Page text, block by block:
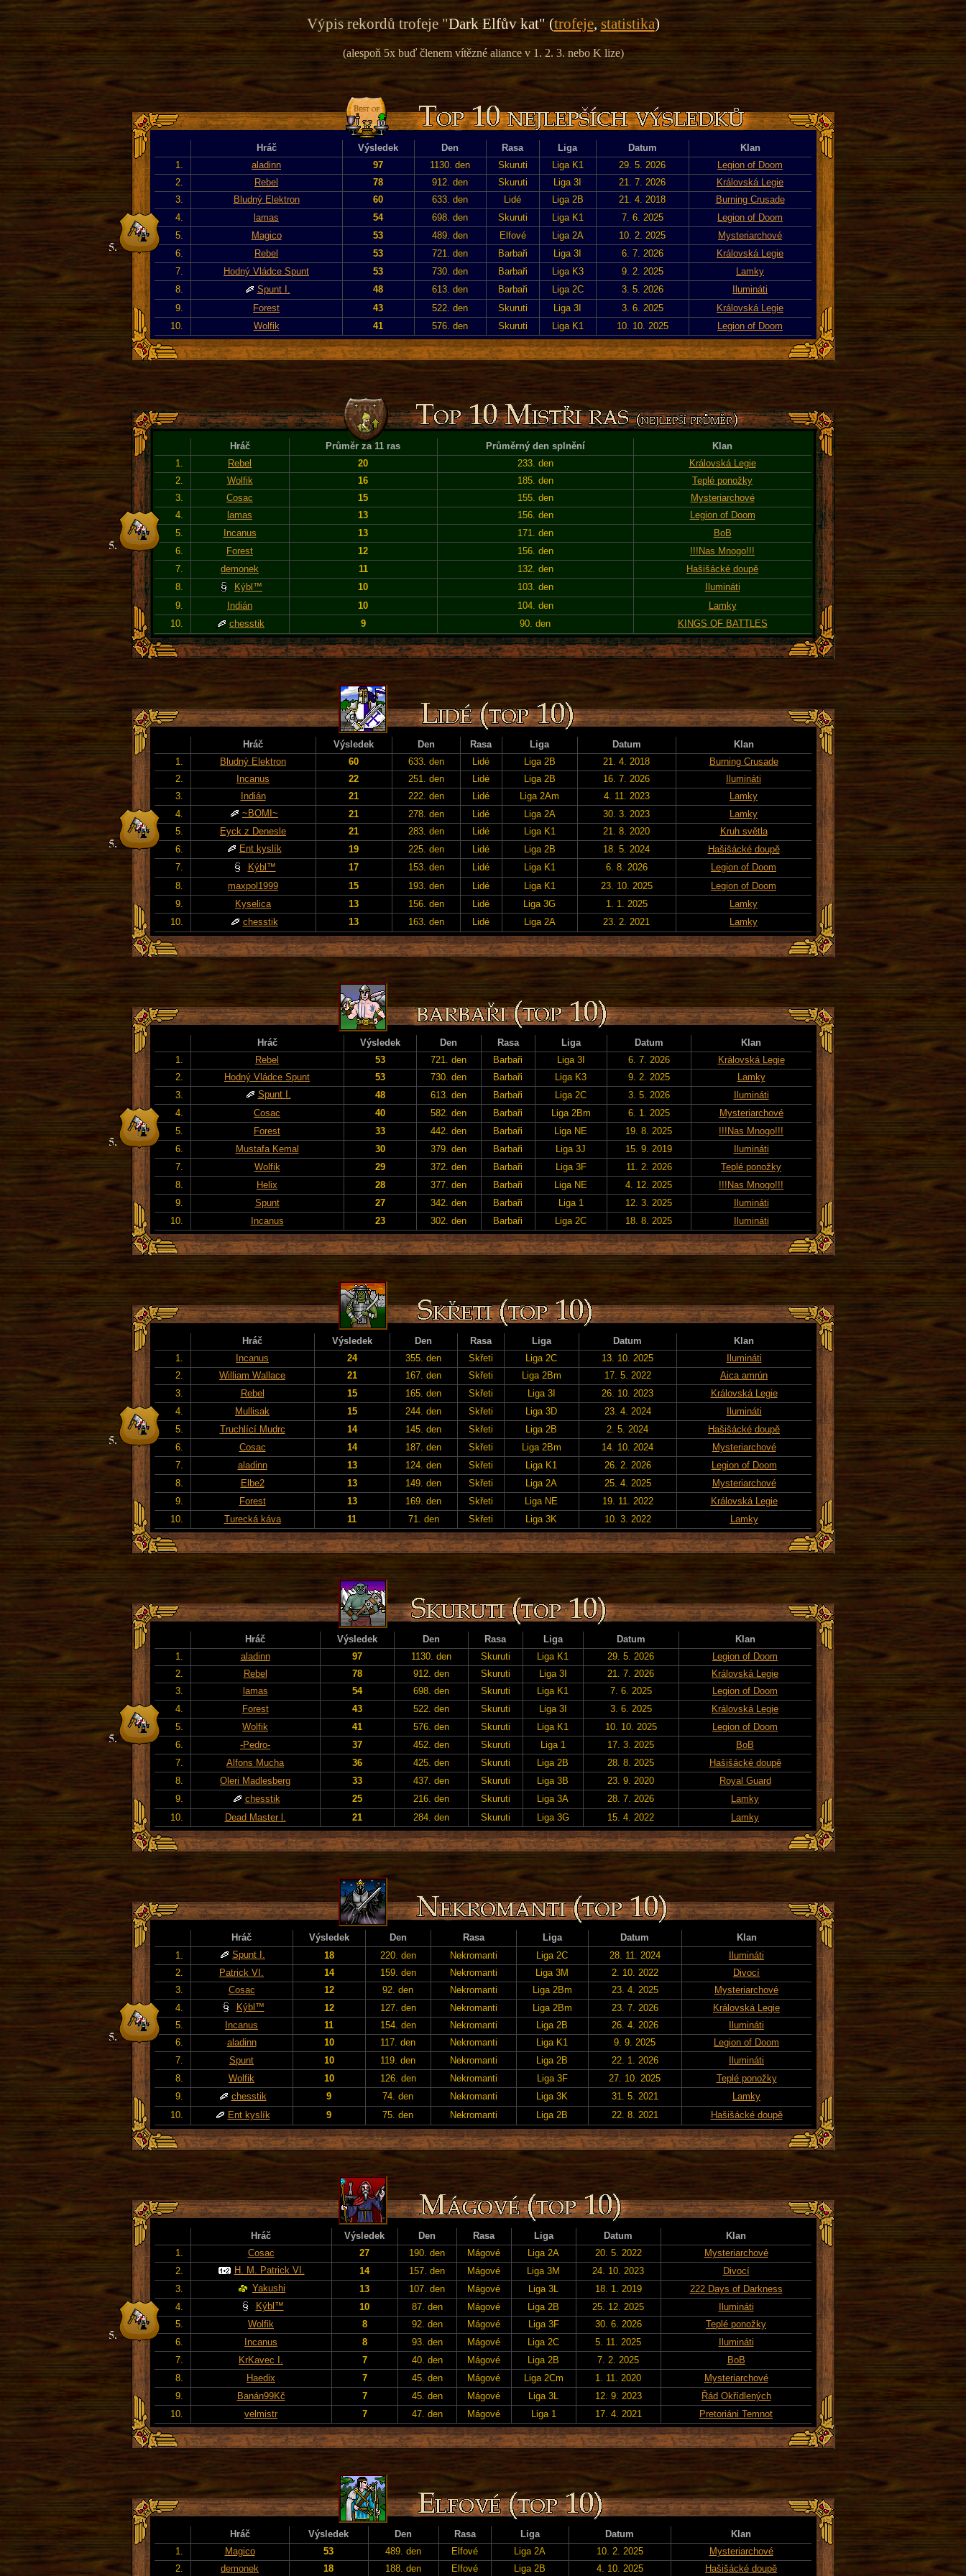
Výpis rekordů trofeje "Dark Elfův kat" (trofeje,statistika)
(alespoň 5x buď členem vítězné aliance v 1. 2. 3. nebo K lize)
Hráč Výsledek Den Rasa Liga Datum
Klan
1.
aladinn 97 1130. den Skuruti Liga K1 29. 5. 2026
Legion of Doom
2.
Rebel 78 912. den Skuruti Liga 3I 21. 7. 2026
Královská Legie
3.
Bludný Elektron 60 633. den Lidé Liga 2B 21. 4. 2018
Burning Crusade
4.
lamas 54 698. den Skuruti Liga K1 7. 6. 2025
Legion of Doom
5.
Magico 53 489. den Elfové Liga 2A 10. 2. 2025
Mysteriarchové
6.
Rebel 53 721. den Barbaři Liga 3I 6. 7. 2026
Královská Legie
7.
Hodný Vládce Spunt 53 730. den Barbaři Liga K3 9. 2. 2025
Lamky
8.
Spunt I. 48 613. den Barbaři Liga 2C 3. 5. 2026
Ilumináti
9.
Forest 43 522. den Skuruti Liga 3I 3. 6. 2025
Královská Legie
10.
Wolfik 41 576. den Skuruti Liga K1 10. 10. 2025 Legion of Doom
Hráč Průměr za 11 ras Průměrný den splnění
Klan
1.
Rebel 20 233. den
Královská Legie
2.
Wolfik 16 185. den
Teplé ponožky
3.
Cosac 15 155. den
Mysteriarchové
4.
lamas 13 156. den
Legion of Doom
5.
Incanus 13 171. den
BoB
6.
Forest 12 156. den
!!!Nas Mnogo!!!
7.
demonek 11 132. den
Hašišácké doupě
8.
Kýbl™ 10 103. den
Ilumináti
9.
Indián 10 104. den
Lamky
10.
chesstik 9 90. den KINGS OF BATTLES
Hráč Výsledek Den Rasa Liga Datum
Klan
1.
Bludný Elektron 60 633. den Lidé Liga 2B 21. 4. 2018
Burning Crusade
2.
Incanus 22 251. den Lidé Liga 2B 16. 7. 2026
Ilumináti
3.
Indián 21 222. den Lidé Liga 2Am 4. 11. 2023
Lamky
4.
~BOMI~ 21 278. den Lidé Liga 2A 30. 3. 2023
Lamky
5.
Eyck z Denesle 21 283. den Lidé Liga K1 21. 8. 2020
Kruh světla
6.
Ent kyslík 19 225. den Lidé Liga 2B 18. 5. 2024
Hašišácké doupě
7.
Kýbl™ 17 153. den Lidé Liga K1 6. 8. 2026
Legion of Doom
8.
maxpol1999 15 193. den Lidé Liga K1 23. 10. 2025
Legion of Doom
9.
Kyselica 13 156. den Lidé Liga 3G 1. 1. 2025
Lamky
10.
chesstik 13 163. den Lidé Liga 2A 23. 2. 2021 Lamky
Hráč Výsledek Den Rasa Liga Datum
Klan
1.
Rebel 53 721. den Barbaři Liga 3I 6. 7. 2026
Královská Legie
2.
Hodný Vládce Spunt 53 730. den Barbaři Liga K3 9. 2. 2025
Lamky
3.
Spunt I. 48 613. den Barbaři Liga 2C 3. 5. 2026
Ilumináti
4.
Cosac 40 582. den Barbaři Liga 2Bm 6. 1. 2025
Mysteriarchové
5.
Forest 33 442. den Barbaři Liga NE 19. 8. 2025
!!!Nas Mnogo!!!
6.
Mustafa Kemal 30 379. den Barbaři Liga 3J 15. 9. 2019
Ilumináti
7.
Wolfik 29 372. den Barbaři Liga 3F 11. 2. 2026
Teplé ponožky
8.
Helix 28 377. den Barbaři Liga NE 4. 12. 2025
!!!Nas Mnogo!!!
9.
Spunt 27 342. den Barbaři Liga 1 12. 3. 2025
Ilumináti
10.
Incanus 23 302. den Barbaři Liga 2C 18. 8. 2025 Ilumináti
Hráč Výsledek Den Rasa Liga Datum
Klan
1.
Incanus 24 355. den Skřeti Liga 2C 13. 10. 2025
Ilumináti
2.
William Wallace 21 167. den Skřeti Liga 2Bm 17. 5. 2022
Aica amrún
3.
Rebel 15 165. den Skřeti Liga 3I 26. 10. 2023
Královská Legie
4.
Mullisak 15 244. den Skřeti Liga 3D 23. 4. 2024
Ilumináti
5.
Truchlící Mudrc 14 145. den Skřeti Liga 2B 2. 5. 2024
Hašišácké doupě
6.
Cosac 14 187. den Skřeti Liga 2Bm 14. 10. 2024
Mysteriarchové
7.
aladinn 13 124. den Skřeti Liga K1 26. 2. 2026
Legion of Doom
8.
Elbe2 13 149. den Skřeti Liga 2A 25. 4. 2025
Mysteriarchové
9.
Forest 13 169. den Skřeti Liga NE 19. 11. 2022
Královská Legie
10.
Turecká káva 11 71. den Skřeti Liga 3K 10. 3. 2022 Lamky
Hráč Výsledek Den Rasa Liga Datum
Klan
1.
aladinn 97 1130. den Skuruti Liga K1 29. 5. 2026
Legion of Doom
2.
Rebel 78 912. den Skuruti Liga 3I 21. 7. 2026
Královská Legie
3.
lamas 54 698. den Skuruti Liga K1 7. 6. 2025
Legion of Doom
4.
Forest 43 522. den Skuruti Liga 3I 3. 6. 2025
Královská Legie
5.
Wolfik 41 576. den Skuruti Liga K1 10. 10. 2025
Legion of Doom
6.
-Pedro- 37 452. den Skuruti Liga 1 17. 3. 2025
BoB
7.
Alfons Mucha 36 425. den Skuruti Liga 2B 28. 8. 2025
Hašišácké doupě
8.
Oleri Madlesberg 33 437. den Skuruti Liga 3B 23. 9. 2020
Royal Guard
9.
chesstik 25 216. den Skuruti Liga 3A 28. 7. 2026
Lamky
10.
Dead Master l. 21 284. den Skuruti Liga 3G 15. 4. 2022 Lamky
Hráč Výsledek Den Rasa Liga Datum
Klan
1.
Spunt I. 18 220. den Nekromanti Liga 2C 28. 11. 2024
Ilumináti
2.
Patrick VI. 14 159. den Nekromanti Liga 3M 2. 10. 2022
Divocí
3.
Cosac 12 92. den Nekromanti Liga 2Bm 23. 4. 2025
Mysteriarchové
4.
Kýbl™ 12 127. den Nekromanti Liga 2Bm 23. 7. 2026
Královská Legie
5.
Incanus 11 154. den Nekromanti Liga 2B 26. 4. 2026
Ilumináti
6.
aladinn 10 117. den Nekromanti Liga K1 9. 9. 2025
Legion of Doom
7.
Spunt 10 119. den Nekromanti Liga 2B 22. 1. 2026
Ilumináti
8.
Wolfik 10 126. den Nekromanti Liga 3F 27. 10. 2025
Teplé ponožky
9.
chesstik 9 74. den Nekromanti Liga 3K 31. 5. 2021
Lamky
10.
Ent kyslík 9 75. den Nekromanti Liga 2B 22. 8. 2021 Hašišácké doupě
Hráč Výsledek Den Rasa Liga Datum
Klan
1.
Cosac 27 190. den Mágové Liga 2A 20. 5. 2022
Mysteriarchové
2.
H. M. Patrick VI. 14 157. den Mágové Liga 3M 24. 10. 2023
Divocí
3.
Yakushi 13 107. den Mágové Liga 3L 18. 1. 2019
222 Days of Darkness
4.
Kýbl™ 10 87. den Mágové Liga 2B 25. 12. 2025
Ilumináti
5.
Wolfik 8 92. den Mágové Liga 3F 30. 6. 2026
Teplé ponožky
6.
Incanus 8 93. den Mágové Liga 2C 5. 11. 2025
Ilumináti
7.
KrKavec I. 7 40. den Mágové Liga 2B 7. 2. 2025
BoB
8.
Haedix 7 45. den Mágové Liga 2Cm 1. 11. 2020
Mysteriarchové
9.
Banán99Kč 7 45. den Mágové Liga 3L 12. 9. 2023
Řád Okřídlených
10.
velmistr 7 47. den Mágové Liga 1 17. 4. 2021 Pretoriáni Temnot
Hráč Výsledek Den Rasa Liga Datum
Klan
1.
Magico 53 489. den Elfové Liga 2A 10. 2. 2025
Mysteriarchové
2.
demonek 18 188. den Elfové Liga 2B 4. 10. 2025 Hašišácké doupě